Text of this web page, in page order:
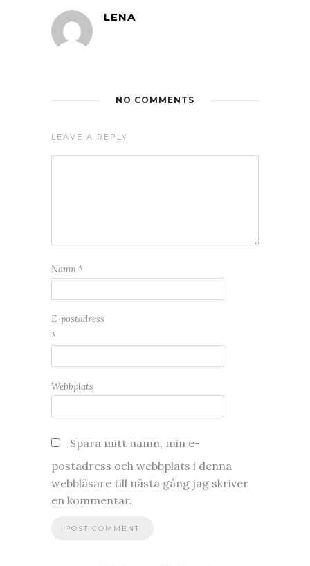
LENA
NO COMMENTS
LEAVE A REPLY
Namn *
E-postadress
*
Webbplats
Spara mitt namn, min e-
postadress och webbplats i denna
webbläsare till nästa gång jag skriver
en kommentar.